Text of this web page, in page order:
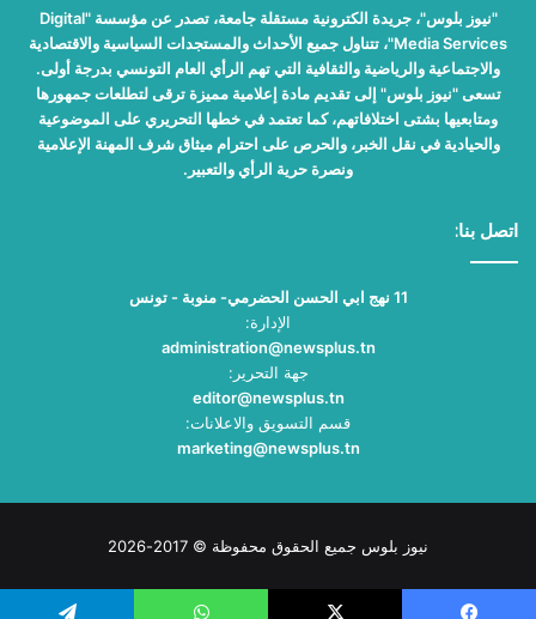
"نيوز بلوس"، جريدة الكترونية مستقلة جامعة، تصدر عن مؤسسة "Digital
Media Services"، تتناول جميع الأحداث والمستجدات السياسية والاقتصادية
والاجتماعية والرياضية والثقافية التي تهم الرأي العام التونسي بدرجة أولى.
تسعى "نيوز بلوس" إلى تقديم مادة إعلامية مميزة ترقى لتطلعات جمهورها
ومتابعيها بشتى اختلافاتهم، كما تعتمد في خطها التحريري على الموضوعية
والحيادية في نقل الخبر، والحرص على احترام ميثاق شرف المهنة الإعلامية
ونصرة حرية الرأي والتعبير.
اتصل بنا:
11 نهج ابي الحسن الحضرمي- منوبة - تونس
الإدارة:
administration@newsplus.tn
جهة التحرير:
editor@newsplus.tn
قسم التسويق والاعلانات:
marketing@newsplus.tn
نيوز بلوس جميع الحقوق محفوظة © 2017-2026